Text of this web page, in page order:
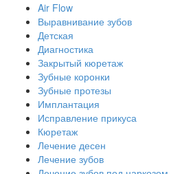
Air Flow
Выравнивание зубов
Детская
Диагностика
Закрытый кюретаж
Зубные коронки
Зубные протезы
Имплантация
Исправление прикуса
Кюретаж
Лечение десен
Лечение зубов